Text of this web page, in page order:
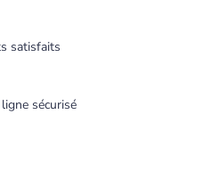
satisfaits
sécurisé